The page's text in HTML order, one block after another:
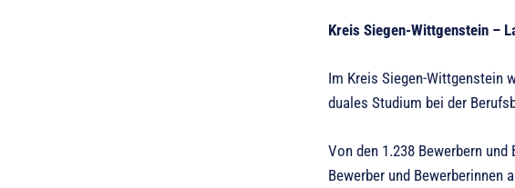
Kreis Siegen-Wittgenstein –
Im Kreis Siegen-Wittgenstein
duales Studium bei der
Von den 1.238 Bewerbern
Bewerber und Bewerberinnen